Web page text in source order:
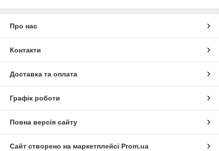
Про нас
Контакти
Доставка та оплата
Графік роботи
Повна версія сайту
Сайт створено на маркетплейсі Prom.ua